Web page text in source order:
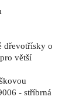
dřevotřísky o
větší
- stříbrná